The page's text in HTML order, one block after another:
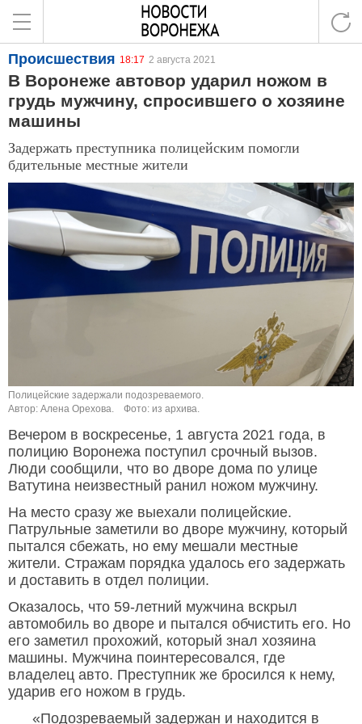
Происшествия 18:17 2 августа 2021
В Воронеже автовор ударил ножом в
грудь мужчину, спросившего о хозяине
машины
Задержать преступника полицейским помогли
бдительные местные жители
Полицейские задержали подозреваемого.
Автор: Алена Орехова.
Фото: из архива.
Вечером в воскресенье, 1 августа 2021 года, в
полицию Воронежа поступил срочный вызов.
Люди сообщили, что во дворе дома по улице
Ватутина неизвестный ранил ножом мужчину.
На место сразу же выехали полицейские.
Патрульные заметили во дворе мужчину, который
пытался сбежать, но ему мешали местные
жители. Стражам порядка удалось его задержать
и доставить в отдел полиции.
Оказалось, что 59-летний мужчина вскрыл
автомобиль во дворе и пытался обчистить его. Но
его заметил прохожий, который знал хозяина
машины. Мужчина поинтересовался, где
владелец авто. Преступник же бросился к нему,
ударив его ножом в грудь.
«Подозреваемый задержан и находится в